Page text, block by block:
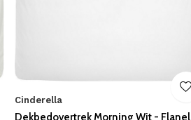
Cinderella
Dekbedovertrek Morning Wit - Flanel